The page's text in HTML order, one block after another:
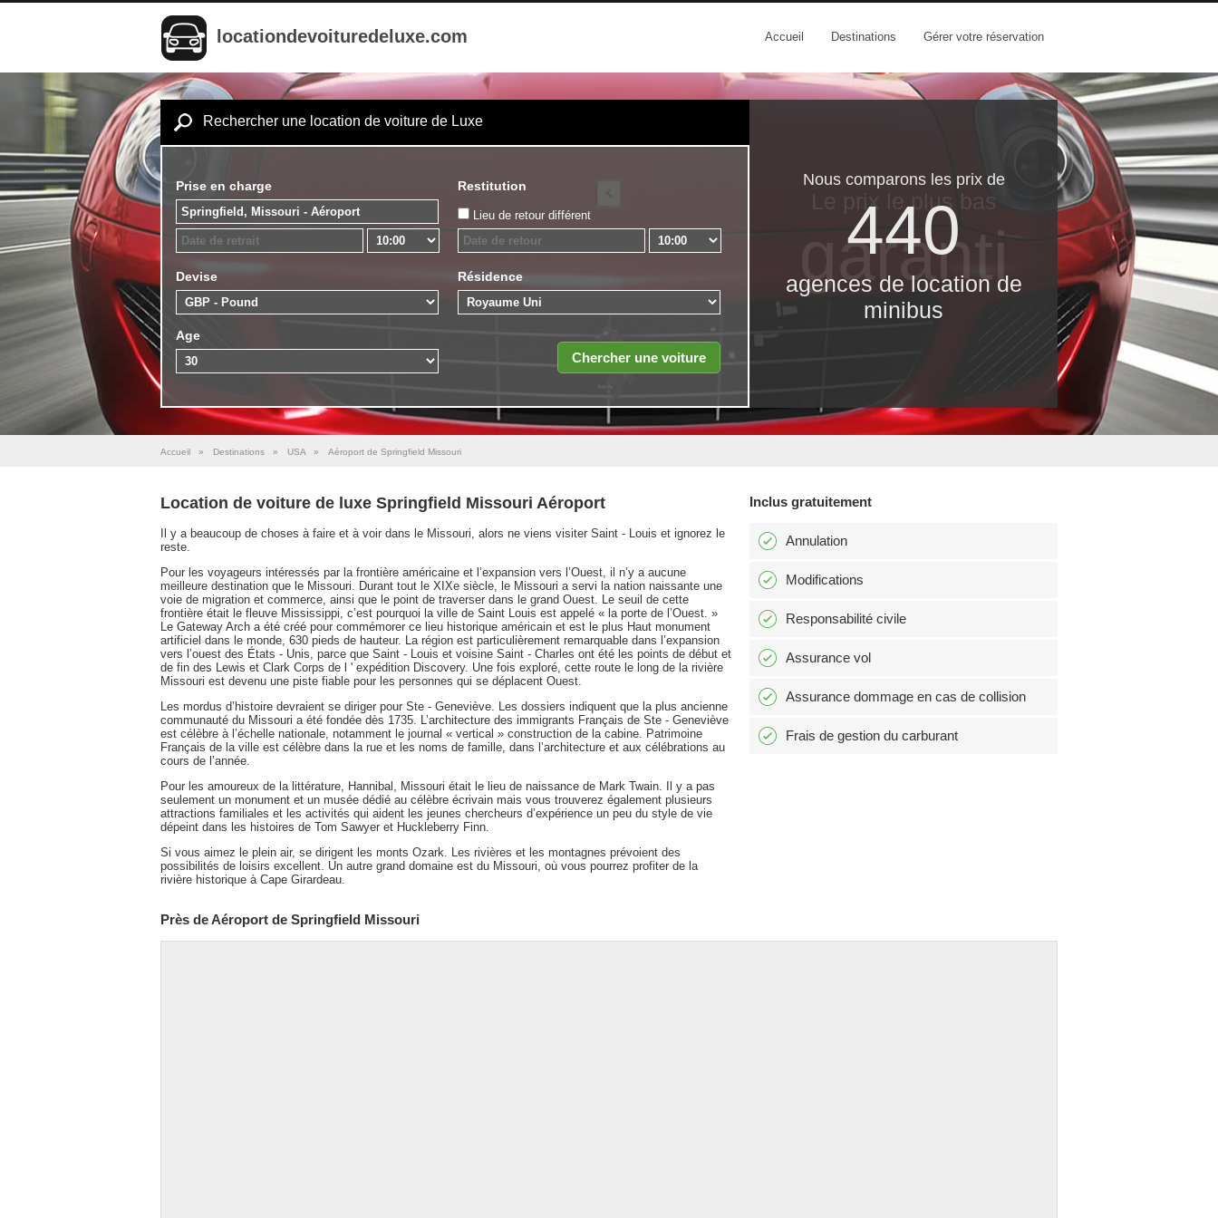
locationdevoituredeluxe.com Accueil Destinations Gérer votre réservation
Rechercher une location de voiture de Luxe
Prise en charge Restitution
Lieu de retour différent
Devise Résidence
Age
Nous comparons les prix de
440
agences de location de
minibus
Le prix le​ plus bas
garanti
Accueil » Destinations » USA » Aéroport de Springfield Missouri
Location de voiture de luxe Springfield Missouri Aéroport
Il y a beaucoup de choses à faire et à voir dans le Missouri, alors ne viens visiter Saint - Louis et ignorez le
reste.
Pour les voyageurs intéressés par la frontière américaine et l’expansion vers l’Ouest, il n’y a aucune
meilleure destination que le Missouri. Durant tout le XIXe siècle, le Missouri a servi la nation naissante une
voie de migration et commerce, ainsi que le point de traverser dans le grand Ouest. Le seuil de cette
frontière était le fleuve Mississippi, c’est pourquoi la ville de Saint Louis est appelé « la porte de l’Ouest. »
Le Gateway Arch a été créé pour commémorer ce lieu historique américain et est le plus Haut monument
artificiel dans le monde, 630 pieds de hauteur. La région est particulièrement remarquable dans l’expansion
vers l’ouest des États - Unis, parce que Saint - Louis et voisine Saint - Charles ont été les points de début et
de fin des Lewis et Clark Corps de l ' expédition Discovery. Une fois exploré, cette route le long de la rivière
Missouri est devenu une piste fiable pour les personnes qui se déplacent Ouest.
Les mordus d’histoire devraient se diriger pour Ste - Geneviève. Les dossiers indiquent que la plus ancienne
communauté du Missouri a été fondée dès 1735. L’architecture des immigrants Français de Ste - Geneviève
est célèbre à l’échelle nationale, notamment le journal « vertical » construction de la cabine. Patrimoine
Français de la ville est célèbre dans la rue et les noms de famille, dans l’architecture et aux célébrations au
cours de l’année.
Pour les amoureux de la littérature, Hannibal, Missouri était le lieu de naissance de Mark Twain. Il y a pas
seulement un monument et un musée dédié au célèbre écrivain mais vous trouverez également plusieurs
attractions familiales et les activités qui aident les jeunes chercheurs d’expérience un peu du style de vie
dépeint dans les histoires de Tom Sawyer et Huckleberry Finn.
Si vous aimez le plein air, se dirigent les monts Ozark. Les rivières et les montagnes prévoient des
possibilités de loisirs excellent. Un autre grand domaine est du Missouri, où vous pourrez profiter de la
rivière historique à Cape Girardeau.
Inclus gratuitement
Annulation
Modifications
Responsabilité civile
Assurance vol
Assurance dommage en cas de collision
Frais de gestion du carburant
Près de Aéroport de Springfield Missouri